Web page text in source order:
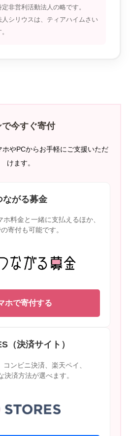
非営利活動法人の略です。
シリウスは、ティアハイムさい
今すぐ寄付
やPCからお手軽にご支援いただ
けます。
ながる募金
ホ料金と一緒に支払えるほか、
寄付も可能です。
ホで寄付する
（決済サイト）
ンビニ決済、楽天ペイ、
決済方法が選べます。